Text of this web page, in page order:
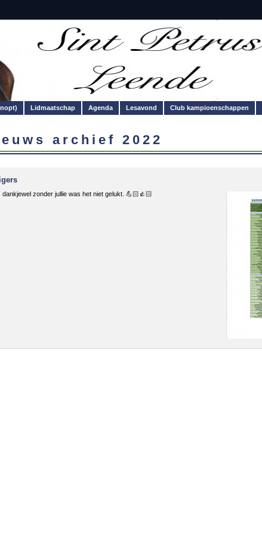
Lidmaatschap Agenda Lesavond Club kampioenschappen
archief 2022
zonder jullie was het niet gelukt. 💪🏻👍🏻